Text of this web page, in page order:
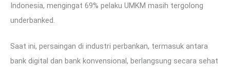
Indonesia, mengingat 69% pelaku UMKM masih tergolong
underbanked.
Saat ini, persaingan di industri perbankan, termasuk antara
bank digital dan bank konvensional, berlangsung secara sehat